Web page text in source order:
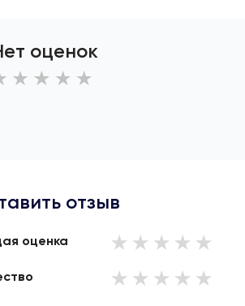
оценок
отзыв
оценка